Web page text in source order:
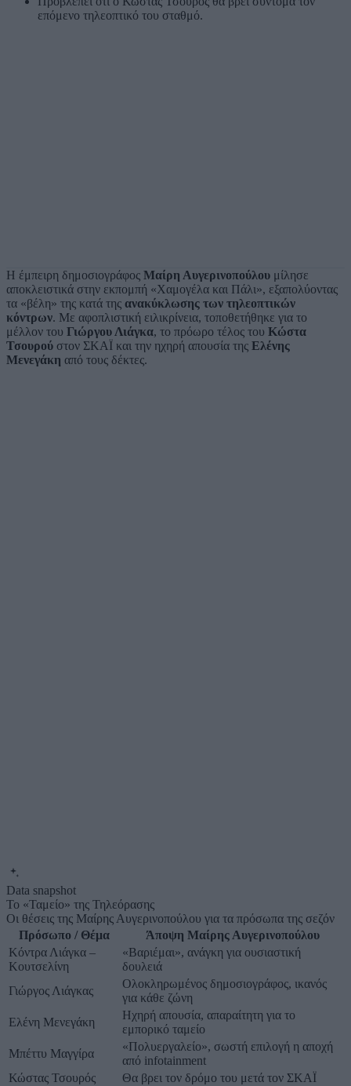
επόμενο τηλεοπτικό του σταθμό.
Η έμπειρη δημοσιογράφος Μαίρη Αυγερινοπούλου μίλησε
αποκλειστικά στην εκπομπή «Χαμογέλα και Πάλι», εξαπολύοντας
τα «βέλη» της κατά της ανακύκλωσης των τηλεοπτικών
κόντρων. Με αφοπλιστική ειλικρίνεια, τοποθετήθηκε για το
μέλλον του Γιώργου Λιάγκα, το πρόωρο τέλος του Κώστα
Τσουρού στον ΣΚΑΪ και την ηχηρή απουσία της Ελένης
Μενεγάκη από τους δέκτες.
Data snapshot
Το «Ταμείο» της Τηλεόρασης
Οι θέσεις της Μαίρης Αυγερινοπούλου για τα πρόσωπα της σεζόν
Πρόσωπο / Θέμα
Άποψη Μαίρης Αυγερινοπούλου
Κόντρα Λιάγκα –
Κουτσελίνη
«Βαριέμαι», ανάγκη για ουσιαστική
δουλειά
Γιώργος Λιάγκας
Ολοκληρωμένος δημοσιογράφος, ικανός
για κάθε ζώνη
Ελένη Μενεγάκη
Ηχηρή απουσία, απαραίτητη για το
εμπορικό ταμείο
Μπέττυ Μαγγίρα
«Πολυεργαλείο», σωστή επιλογή η αποχή
από infotainment
Κώστας Τσουρός
Θα βρει τον δρόμο του μετά τον ΣΚΑΪ